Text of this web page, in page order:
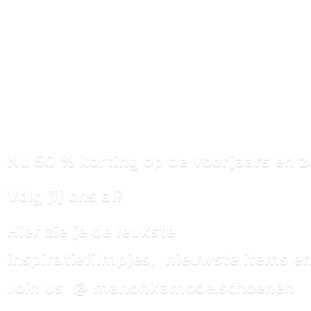
Nu 50 % korting op de voorjaars en
Volg jij ons al?
Hier zie je de leukste
inspiratiefilmpjes, nieuwste items
Join us @ manonkamode.schoenen